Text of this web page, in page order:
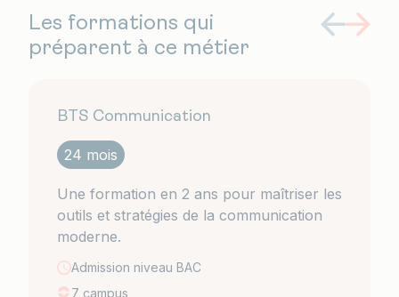
Les formations qui
préparent à ce métier
BTS Communication
24 mois
Une formation en 2 ans pour maîtriser les
outils et stratégies de la communication
moderne.
Admission niveau BAC
7 campus